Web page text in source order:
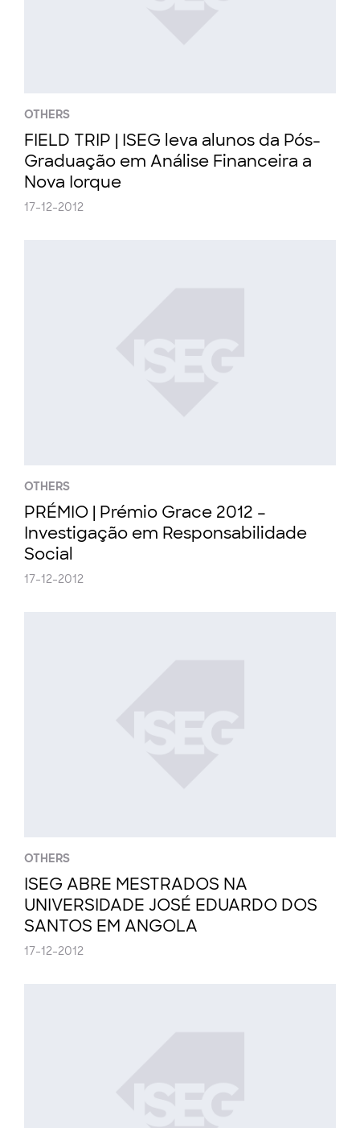
OTHERS
FIELD TRIP | ISEG leva alunos da Pós-
Graduação em Análise Financeira a
Nova Iorque
17-12-2012
OTHERS
PRÉMIO | Prémio Grace 2012 –
Investigação em Responsabilidade
Social
17-12-2012
OTHERS
ISEG ABRE MESTRADOS NA
UNIVERSIDADE JOSÉ EDUARDO DOS
SANTOS EM ANGOLA
17-12-2012